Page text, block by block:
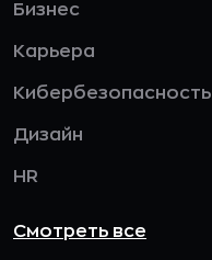
Бизнес
Карьера
Кибербезопасность
Дизайн
HR
Смотреть все